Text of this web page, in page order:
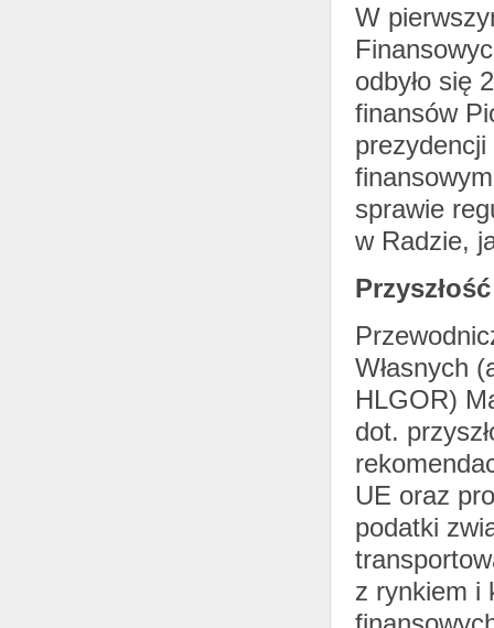
W
odbyło się
finansów
sprawie
w Radzie,
Własnych
HLGOR)
dot.
UE oraz
podatki
z rynkiem i